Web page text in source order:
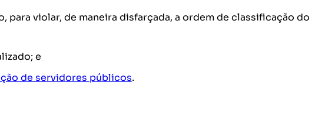
para violar, de maneira disfarçada, a ordem de classificação do
e
de servidores públicos.